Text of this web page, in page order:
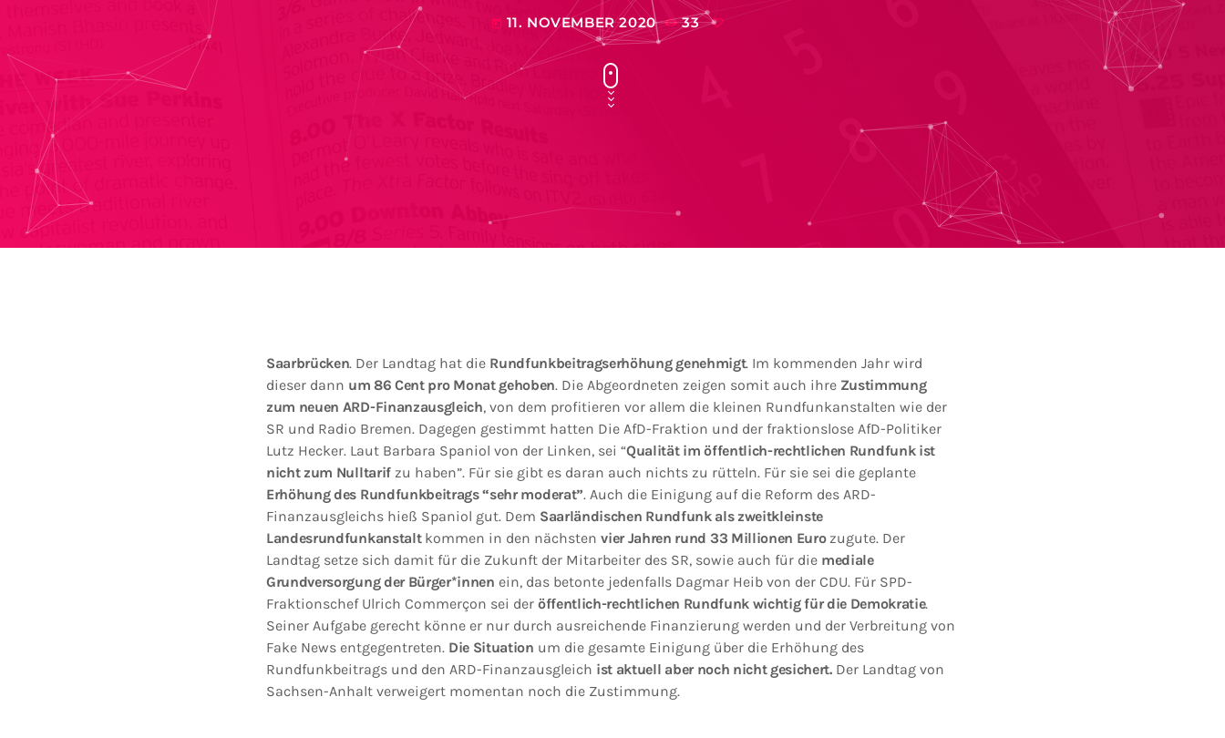
today 11. NOVEMBER 2020 33
Saarbrücken. Der Landtag hat die Rundfunkbeitragserhöhung genehmigt. Im kommenden Jahr wird
dieser dann um 86 Cent pro Monat gehoben. Die Abgeordneten zeigen somit auch ihre Zustimmung
zum neuen ARD-Finanzausgleich, von dem profitieren vor allem die kleinen Rundfunkanstalten wie der
SR und Radio Bremen. Dagegen gestimmt hatten Die AfD-Fraktion und der fraktionslose AfD-Politiker
Lutz Hecker. Laut Barbara Spaniol von der Linken, sei “Qualität im öffentlich-rechtlichen Rundfunk ist
nicht zum Nulltarifzu haben”. Für sie gibt es daran auch nichts zu rütteln. Für sie sei die geplante
Erhöhung des Rundfunkbeitrags “sehr moderat”. Auch die Einigung auf die Reform des ARD-
Finanzausgleichs hieß Spaniol gut. Dem Saarländischen Rundfunk als zweitkleinste
Landesrundfunkanstaltkommen in den nächstenvier Jahren rund 33 Millionen Eurozugute. Der
Landtag setze sich damit für die Zukunft der Mitarbeiter des SR, sowie auch für die mediale
Grundversorgung der Bürger*innen ein, das betonte jedenfalls Dagmar Heib von der CDU. Für SPD-
Fraktionschef Ulrich Commerçon sei der öffentlich-rechtlichen Rundfunk wichtig für die Demokratie.
Seiner Aufgabe gerecht könne er nur durch ausreichende Finanzierung werden und der Verbreitung von
Fake News entgegentreten. Die Situation um die gesamte Einigung über die Erhöhung des
Rundfunkbeitrags und den ARD-Finanzausgleich ist aktuell aber noch nicht gesichert.Der Landtag von
Sachsen-Anhalt verweigert momentan noch die Zustimmung.